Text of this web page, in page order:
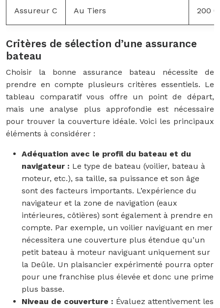
Assureur C Au Tiers 200 €
Critères de sélection d’une assurance
bateau
Choisir la bonne assurance bateau nécessite de
prendre en compte plusieurs critères essentiels. Le
tableau comparatif vous offre un point de départ,
mais une analyse plus approfondie est nécessaire
pour trouver la couverture idéale. Voici les principaux
éléments à considérer :
Adéquation avec le profil du bateau et du
navigateur : Le type de bateau (voilier, bateau à
moteur, etc.), sa taille, sa puissance et son âge
sont des facteurs importants. L’expérience du
navigateur et la zone de navigation (eaux
intérieures, côtières) sont également à prendre en
compte. Par exemple, un voilier naviguant en mer
nécessitera une couverture plus étendue qu’un
petit bateau à moteur naviguant uniquement sur
la Deûle. Un plaisancier expérimenté pourra opter
pour une franchise plus élevée et donc une prime
plus basse.
Niveau de couverture : Évaluez attentivement les